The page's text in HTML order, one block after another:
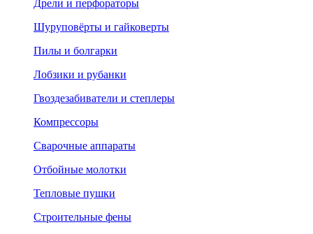
Дрели и перфораторы
Шуруповёрты и гайковерты
Пилы и болгарки
Лобзики и рубанки
Гвоздезабиватели и степлеры
Компрессоры
Сварочные аппараты
Отбойные молотки
Тепловые пушки
Строительные фены